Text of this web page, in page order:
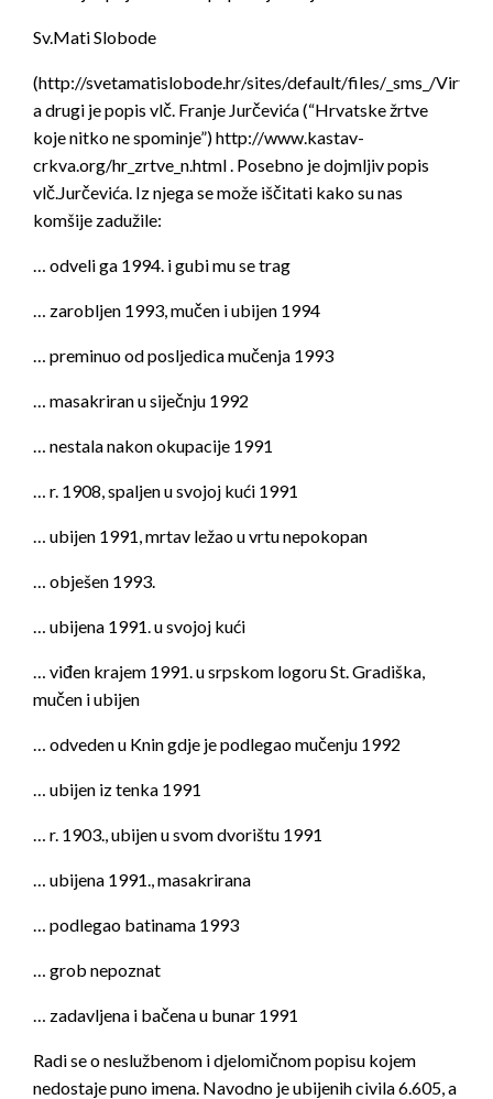
Sv.Mati Slobode
(http://svetamatislobode.hr/sites/default/files/_sms_/
a drugi je popis vlč. Franje Jurčevića (“Hrvatske žrtve
koje nitko ne spominje”) http://www.kastav-
crkva.org/hr_zrtve_n.html . Posebno je dojmljiv popis
vlč.Jurčevića. Iz njega se može iščitati kako su nas
komšije zadužile:
… odveli ga 1994. i gubi mu se trag
… zarobljen 1993, mučen i ubijen 1994
… preminuo od posljedica mučenja 1993
… masakriran u siječnju 1992
… nestala nakon okupacije 1991
… r. 1908, spaljen u svojoj kući 1991
… ubijen 1991, mrtav ležao u vrtu nepokopan
… obješen 1993.
… ubijena 1991. u svojoj kući
… viđen krajem 1991. u srpskom logoru St. Gradiška,
mučen i ubijen
… odveden u Knin gdje je podlegao mučenju 1992
… ubijen iz tenka 1991
… r. 1903., ubijen u svom dvorištu 1991
… ubijena 1991., masakrirana
… podlegao batinama 1993
… grob nepoznat
… zadavljena i bačena u bunar 1991
Radi se o neslužbenom i djelomičnom popisu kojem
nedostaje puno imena. Navodno je ubijenih civila 6.605, a